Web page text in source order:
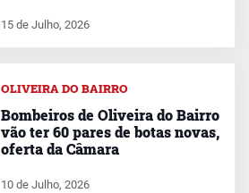
15 de Julho, 2026
OLIVEIRA DO BAIRRO
Bombeiros de Oliveira do Bairro
vão ter 60 pares de botas novas,
oferta da Câmara
10 de Julho, 2026